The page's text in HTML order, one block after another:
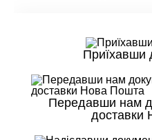
Приїхавши
Передавши нам
доставки